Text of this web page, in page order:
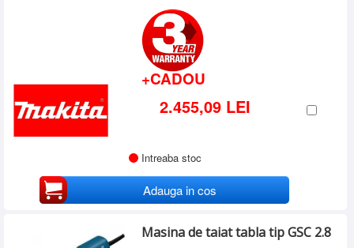
+CADOU
2.455,09 LEI
Intreaba stoc
Adauga in cos
Masina de taiat tabla tip GSC 2.8